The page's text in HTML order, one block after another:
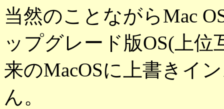
当然のことながらMac
ップグレード版OS(上
来のMacOSに上書きイ
ん。